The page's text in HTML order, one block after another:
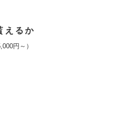
えるか
円～）